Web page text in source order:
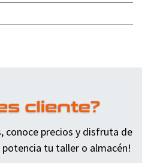
conoce precios y disfruta de
tu taller o almacén!